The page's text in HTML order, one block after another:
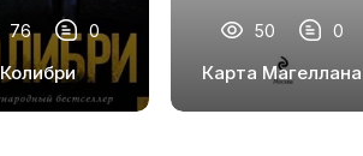
76 0
Колибри
50 0
Карта Магеллана